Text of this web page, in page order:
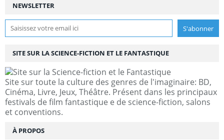
NEWSLETTER
SITE SUR LA SCIENCE-FICTION ET LE FANTASTIQUE
Site sur toute la culture des genres de l'imaginaire: BD,
Cinéma, Livre, Jeux, Théâtre. Présent dans les principaux
festivals de film fantastique e de science-fiction, salons
et conventions.
À PROPOS